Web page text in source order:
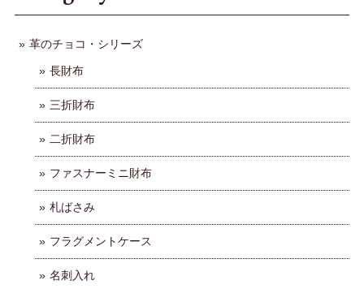
革のチョコ・シリーズ
長財布
三折財布
二折財布
ファスナーミニ財布
札ばさみ
フラグメントケース
名刺入れ